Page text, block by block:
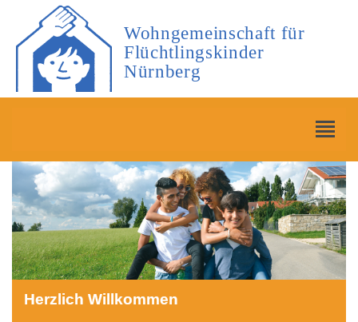
Wohngemeinschaft für
Flüchtlingskinder
Nürnberg
Herzlich Willkommen